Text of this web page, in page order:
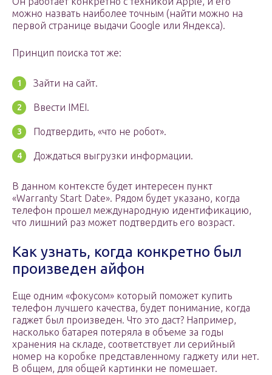
можно назвать наиболее точным (найти можно на
первой странице выдачи Google или Яндекса).
Принцип поиска тот же:
Зайти на сайт.
Ввести IMEI.
Подтвердить, «что не робот».
Дождаться выгрузки информации.
В данном контексте будет интересен пункт
«Warranty Start Date». Рядом будет указано, когда
телефон прошел международную идентификацию,
что лишний раз может подтвердить его возраст.
Как узнать, когда конкретно был
произведен айфон
Еще одним «фокусом» который поможет купить
телефон лучшего качества, будет понимание, когда
гаджет был произведен. Что это даст? Например,
насколько батарея потеряла в объеме за годы
хранения на складе, соответствует ли серийный
номер на коробке представленному гаджету или нет.
В общем, для общей картинки не помешает.